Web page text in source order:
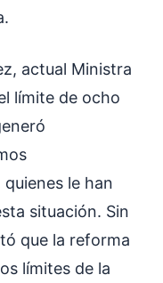
actual Ministra
límite de ocho
le han
situación. Sin
que la reforma
límites de la